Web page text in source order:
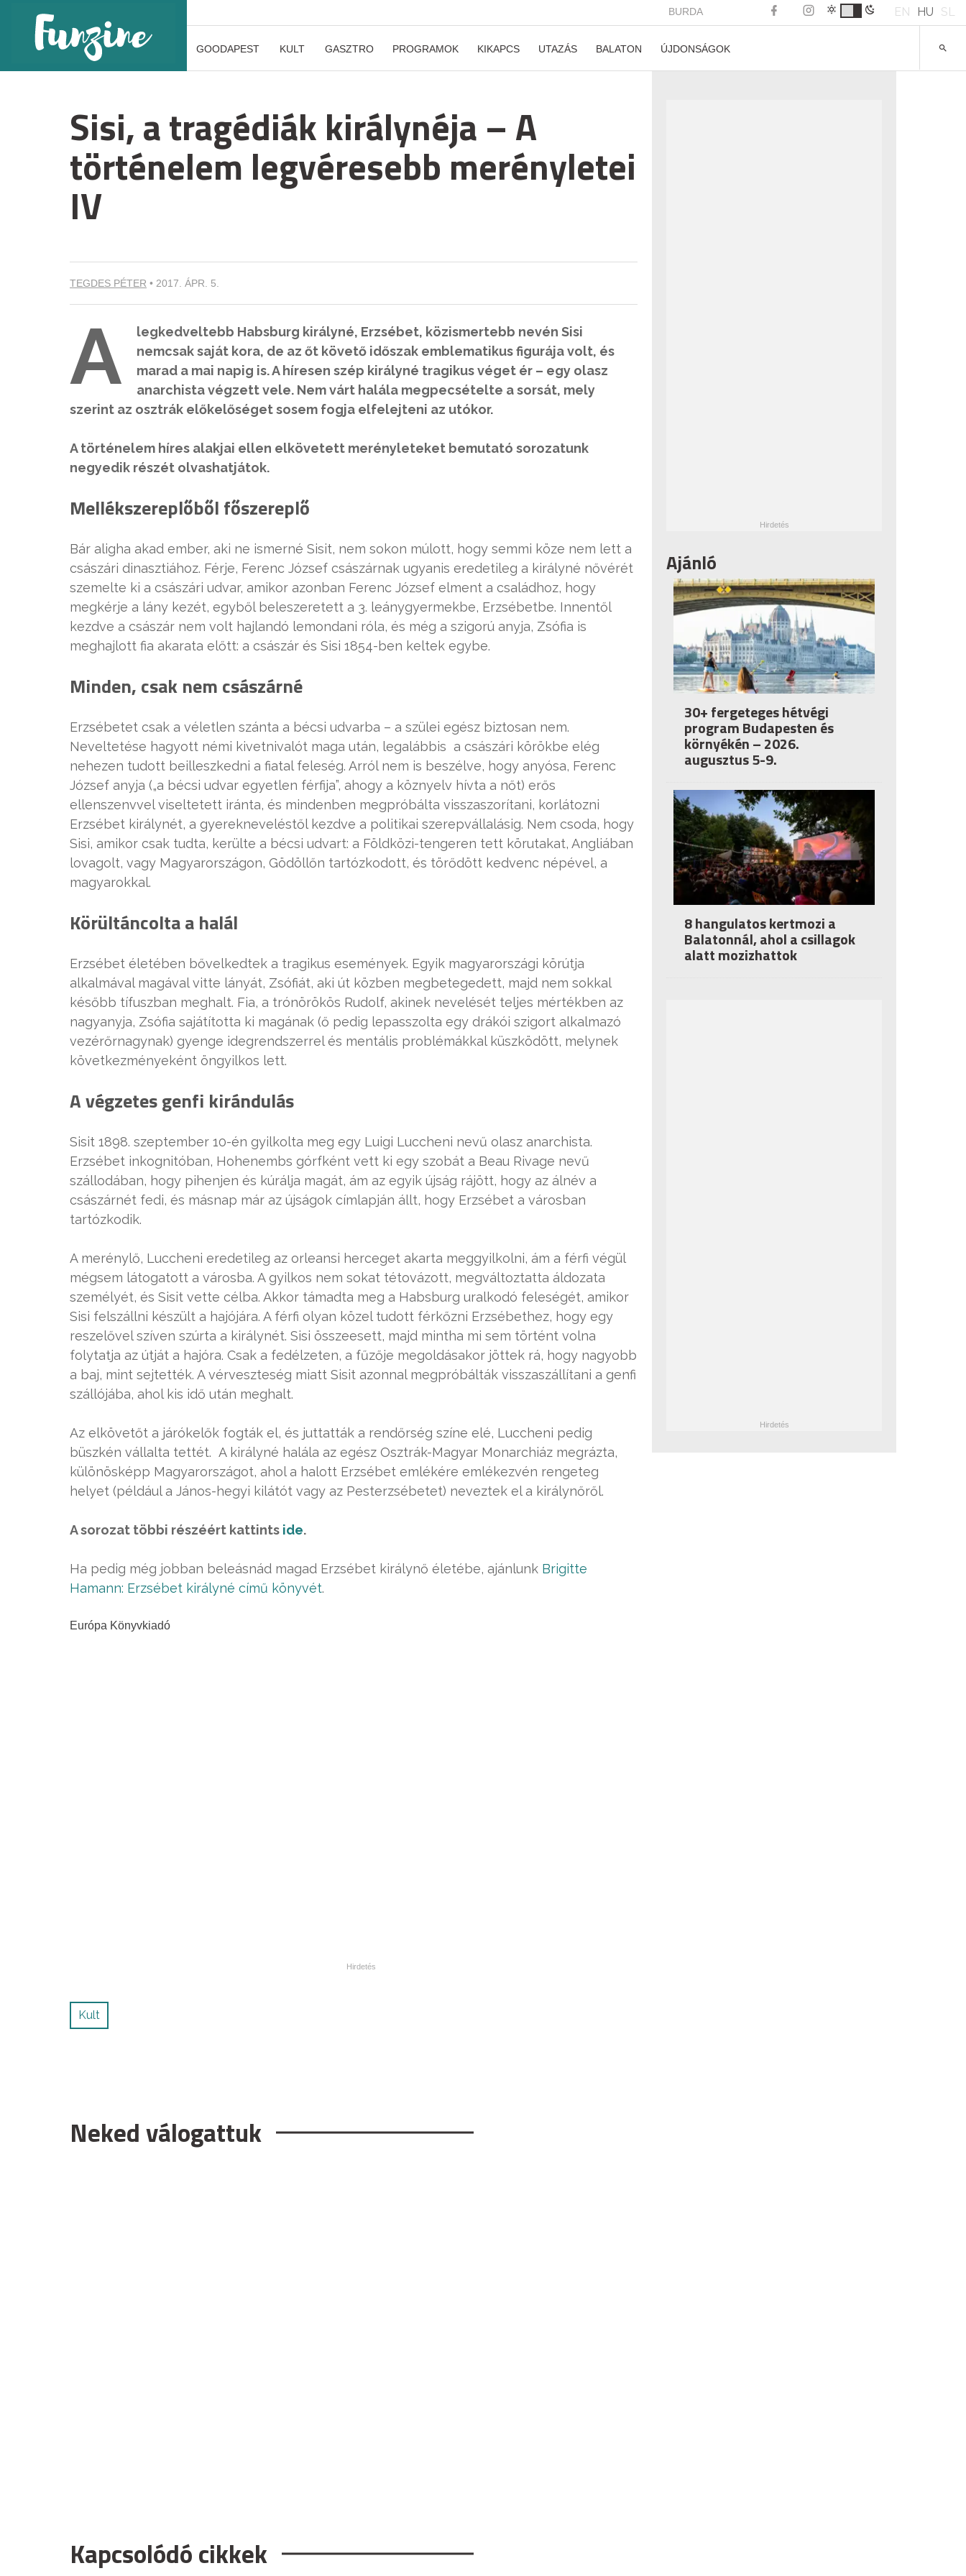
BURDA EN HU SL
GOODAPEST KULT GASZTRO PROGRAMOK KIKAPCS UTAZÁS BALATON ÚJDONSÁGOK
Sisi, a tragédiák királynéja – A
történelem legvéresebb merényletei
IV
TEGDES PÉTER • 2017. ÁPR. 5.
A
legkedveltebb Habsburg királyné, Erzsébet, közismertebb nevén Sisi
nemcsak saját kora, de az őt követő időszak emblematikus figurája volt, és
marad a mai napig is. A híresen szép királyné tragikus véget ér – egy olasz
anarchista végzett vele. Nem várt halála megpecsételte a sorsát, mely
szerint az osztrák előkelőséget sosem fogja elfelejteni az utókor.
A történelem híres alakjai ellen elkövetett merényleteket bemutató sorozatunk
negyedik részét olvashatjátok.
Mellékszereplőből főszereplő
Bár aligha akad ember, aki ne ismerné Sisit, nem sokon múlott, hogy semmi köze nem lett a
császári dinasztiához. Férje, Ferenc József császárnak ugyanis eredetileg a királyné nővérét
szemelte ki a császári udvar, amikor azonban Ferenc József elment a családhoz, hogy
megkérje a lány kezét, egyből beleszeretett a 3. leánygyermekbe, Erzsébetbe. Innentől
kezdve a császár nem volt hajlandó lemondani róla, és még a szigorú anyja, Zsófia is
meghajlott fia akarata előtt: a császár és Sisi 1854-ben keltek egybe.
Minden, csak nem császárné
Erzsébetet csak a véletlen szánta a bécsi udvarba – a szülei egész biztosan nem.
Neveltetése hagyott némi kivetnivalót maga után, legalábbis a császári körökbe elég
nehezen tudott beilleszkedni a fiatal feleség. Arról nem is beszélve, hogy anyósa, Ferenc
József anyja („a bécsi udvar egyetlen férfija”, ahogy a köznyelv hívta a nőt) erős
ellenszenvvel viseltetett iránta, és mindenben megpróbálta visszaszorítani, korlátozni
Erzsébet királynét, a gyerekneveléstől kezdve a politikai szerepvállalásig. Nem csoda, hogy
Sisi, amikor csak tudta, kerülte a bécsi udvart: a Földközi-tengeren tett körutakat, Angliában
lovagolt, vagy Magyarországon, Gödöllőn tartózkodott, és törődött kedvenc népével, a
magyarokkal.
Körültáncolta a halál
Erzsébet életében bővelkedtek a tragikus események. Egyik magyarországi körútja
alkalmával magával vitte lányát, Zsófiát, aki út közben megbetegedett, majd nem sokkal
később tífuszban meghalt. Fia, a trónörökös Rudolf, akinek nevelését teljes mértékben az
nagyanyja, Zsófia sajátította ki magának (ő pedig lepasszolta egy drákói szigort alkalmazó
vezérőrnagynak) gyenge idegrendszerrel és mentális problémákkal küszködött, melynek
következményeként öngyilkos lett.
A végzetes genfi kirándulás
Sisit 1898. szeptember 10-én gyilkolta meg egy Luigi Luccheni nevű olasz anarchista.
Erzsébet inkognitóban, Hohenembs górfként vett ki egy szobát a Beau Rivage nevű
szállodában, hogy pihenjen és kúrálja magát, ám az egyik újság rájött, hogy az álnév a
császárnét fedi, és másnap már az újságok címlapján állt, hogy Erzsébet a városban
tartózkodik.
A merénylő, Luccheni eredetileg az orleansi herceget akarta meggyilkolni, ám a férfi végül
mégsem látogatott a városba. A gyilkos nem sokat tétovázott, megváltoztatta áldozata
személyét, és Sisit vette célba. Akkor támadta meg a Habsburg uralkodó feleségét, amikor
Sisi felszállni készült a hajójára. A férfi olyan közel tudott férkőzni Erzsébethez, hogy egy
reszelővel szíven szúrta a királynét. Sisi összeesett, majd mintha mi sem történt volna
folytatja az útját a hajóra. Csak a fedélzeten, a fűzője megoldásakor jöttek rá, hogy nagyobb
a baj, mint sejtették. A vérveszteség miatt Sisit azonnal megpróbálták visszaszállítani a genfi
szállójába, ahol kis idő után meghalt.
Az elkövetőt a járókelők fogták el, és juttatták a rendőrség színe elé, Luccheni pedig
büszkén vállalta tettét. A királyné halála az egész Osztrák-Magyar Monarchiáz megrázta,
különösképp Magyarországot, ahol a halott Erzsébet emlékére emlékezvén rengeteg
helyet (például a János-hegyi kilátót vagy az Pesterzsébetet) neveztek el a királynőről.
A sorozat többi részéért kattints ide.
Ha pedig még jobban beleásnád magad Erzsébet királynő életébe, ajánlunk Brigitte
Hamann: Erzsébet királyné című könyvét.
Európa Könyvkiadó
Kult
Neked válogattuk
Kapcsolódó cikkek
Ajánló
30+ fergeteges hétvégi
program Budapesten és
környékén – 2026.
augusztus 5-9.
8 hangulatos kertmozi a
Balatonnál, ahol a csillagok
alatt mozizhattok